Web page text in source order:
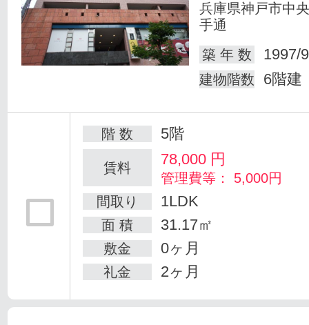
兵庫県神戸市中
手通
築 年 数
1997/
建物階数 6階建
階 数 5階
賃料 78,000 円
管理費等： 5,000円
間取り
1LDK
面 積 31.17㎡
敷金 0ヶ月
礼金 2ヶ月